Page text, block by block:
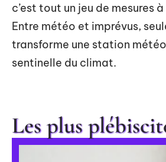
c’est tout un jeu de mesures
Entre météo et imprévus,
transforme une station
sentinelle du climat.
Les plus